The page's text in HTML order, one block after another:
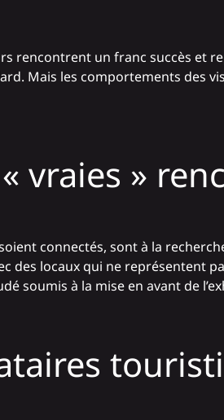
rencontrent un franc succès et
Mais les comportements des
vraies »
connectés, sont à la
des locaux qui ne représentent
soumis à la mise en avant de